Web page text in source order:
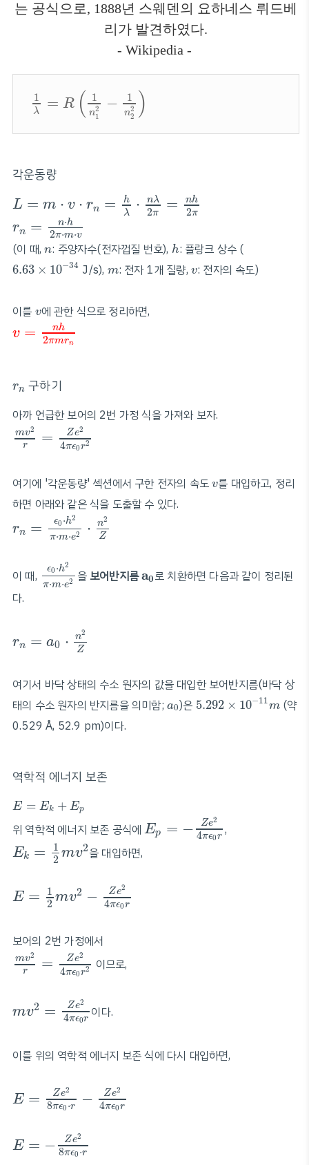
는 공식으로, 1888년 스웨덴의 요하네스 뤼드베
리가 발견하였다.
- Wikipedia -
1
λ = R ( 1
n2
1
− 1
n2
2
)
1 1 2 2
각운동량
L = m ⋅ v ⋅ rn =
h
λ
⋅ nλ
2π = nh
2π
L= = 2π
rn = n⋅h
2π⋅m⋅v
2π⋅ v
(이 때,n
n: 주양자수(전자껍질 번호), h
h: 플랑크 상수 (
6.63 × 10−34
6.63 10−34J/s), m
m: 전자 1개 질량, v
v: 전자의 속도)
이를 v
v에 관한 식으로 정리하면,
v = nh
2πmrn
=n 2πmr
rn
rn 구하기
아까 언급한 보어의 2번 가정 식을 가져와 보자.
mv2
r = Ze2
4πϵ0r2
mv2 r=Ze 24π ϵ 2
여기에 '각운동량' 섹션에서 구한 전자의 속도v
v를 대입하고, 정리
하면 아래와 같은 식을 도출할 수 있다.
rn = ϵ0 ⋅h2
π⋅m⋅e2 ⋅ n2
Z
n= 0 ⋅h2 π⋅m e2 2Z
이 때, ϵ0 ⋅h2
π⋅m⋅e2
0⋅ h2
을 보어반지름a0
a0로 치환하면 다음과 같이 정리된
다.
rn = a0 ⋅ n2
Z
여기서 바닥 상태의 수소 원자의 값을 대입한 보어반지름(바닥 상
태의 수소 원자의 반지름을 의미함; a0
a0)은 5.292 × 10−11m
5.292 10−11 m
(약
0.529 Å, 52.9 pm)이다.
역학적 에너지 보존
E = Ek + Ep
E=Ek+E p
위 역학적 에너지 보존 공식에Ep = − Ze2
4πϵ0r
4πϵ
,
Ek =
1
2 mv2
Ek m
을 대입하면,
E =
1
2 mv2 − Ze2
4πϵ0r
m Z πϵ0
보어의 2번 가정에서
mv2
r = Ze2
4πϵ0r2
mv2 r Ze 24π ϵ 0
이므로,
mv2 = Ze2
4πϵ0r
2= 4π
이다.
이를 위의 역학적 에너지 보존 식에 다시 대입하면,
E = Ze2
8πϵ0 ⋅r − Ze2
4πϵ0r
8πϵ e24
E = − Ze2
8πϵ0 ⋅r
πϵ0